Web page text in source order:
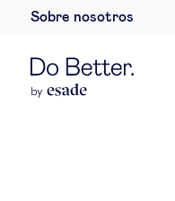
Sobre nosotros